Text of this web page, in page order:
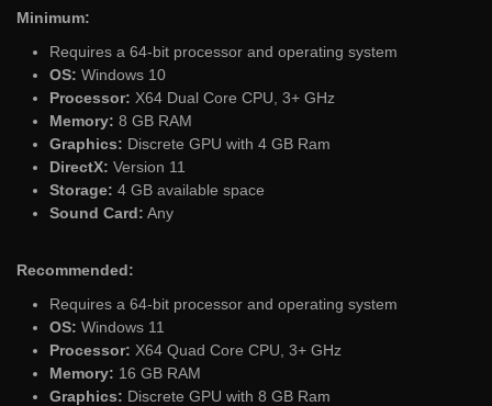
Minimum:
Requires a 64-bit processor and operating system
OS: Windows 10
Processor: X64 Dual Core CPU, 3+ GHz
Memory: 8 GB RAM
Graphics: Discrete GPU with 4 GB Ram
DirectX: Version 11
Storage: 4 GB available space
Sound Card: Any
Recommended:
Requires a 64-bit processor and operating system
OS: Windows 11
Processor: X64 Quad Core CPU, 3+ GHz
Memory: 16 GB RAM
Graphics: Discrete GPU with 8 GB Ram